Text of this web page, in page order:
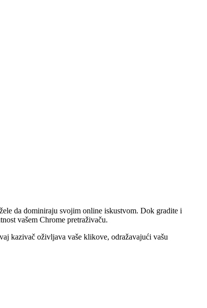
da dominiraju svojim online iskustvom. Dok gradite i
vašem Chrome pretraživaču.
kazivač oživljava vaše klikove, odražavajući vašu